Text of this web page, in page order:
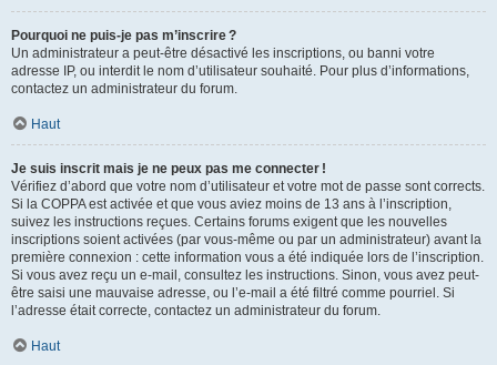
Pourquoi ne puis-je pas m’inscrire ?
Un administrateur a peut-être désactivé les inscriptions, ou banni votre
adresse IP, ou interdit le nom d’utilisateur souhaité. Pour plus d’informations,
contactez un administrateur du forum.
Haut
Je suis inscrit mais je ne peux pas me connecter !
Vérifiez d’abord que votre nom d’utilisateur et votre mot de passe sont corrects.
Si la COPPA est activée et que vous aviez moins de 13 ans à l’inscription,
suivez les instructions reçues. Certains forums exigent que les nouvelles
inscriptions soient activées (par vous-même ou par un administrateur) avant la
première connexion : cette information vous a été indiquée lors de l’inscription.
Si vous avez reçu un e-mail, consultez les instructions. Sinon, vous avez peut-
être saisi une mauvaise adresse, ou l’e-mail a été filtré comme pourriel. Si
l’adresse était correcte, contactez un administrateur du forum.
Haut